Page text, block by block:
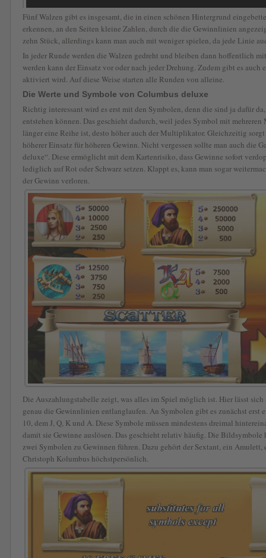
Fünf Walzen gibt es insgesamt, die in einen schönen Hintergrund
erkennen, an den Seiten kleine Zahlen, durch die die Gewinnlinien
zehn Stück, allerdings kann man auch mit weniger spielen, da jede Linie
In jeder Runde werden die Walzen gedreht und bleiben dann hoffentlich
werden kann der Einsatz vor oder nach jeder Drehung. Zudem gibt es
aktiviert wird. Auf diese Weise starten alle Runden von alleine.
Die Werte und Symbole von Columbus deluxe
Richtig interessant wird es erst mit den Symbolen, denn die sind ja dafür
entstehen können. Das geschieht dadurch, weil jedes Symbol mit
länger eine Reihe ist, desto höher auch der Multiplikator. Gleichzeitig
höherer Einsatz für höheren Gewinn. Nicht vergessen sollte man auch die
deluxe“. Diese ermöglicht mit dem Kartenrisiko, dass Gewinne sofort
lediglich auf Rot oder Schwarz setzen. Klappt es, kann man sogar
der Gewinn verloren.
Die Auszahlungstabelle zeigt, was alles im Spiel möglich ist. Hier lässt
genau die Gewinnlinien entlanglaufen. An Symbolen gibt es zunächst erst
10, dem J, Q, K und A. Diese Symbole müssen mindestens dreimal
damit sie Gewinne auslösen. Das geschieht relativ häufig. Die
zwei Symbolen zu Gewinnen führen. Dazu gehört der Sextant, ein
Christoph Kolumbus höchstpersönlich.